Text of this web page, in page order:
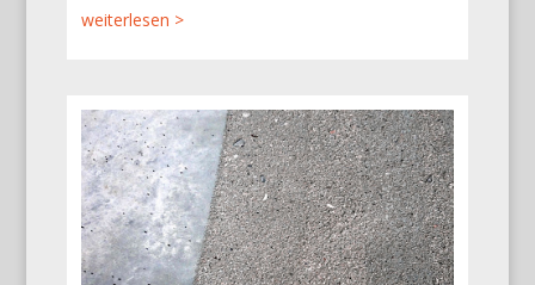
weiterlesen >